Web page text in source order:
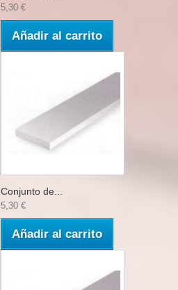
5,30 €
Añadir al carrito
Conjunto de...
5,30 €
Añadir al carrito